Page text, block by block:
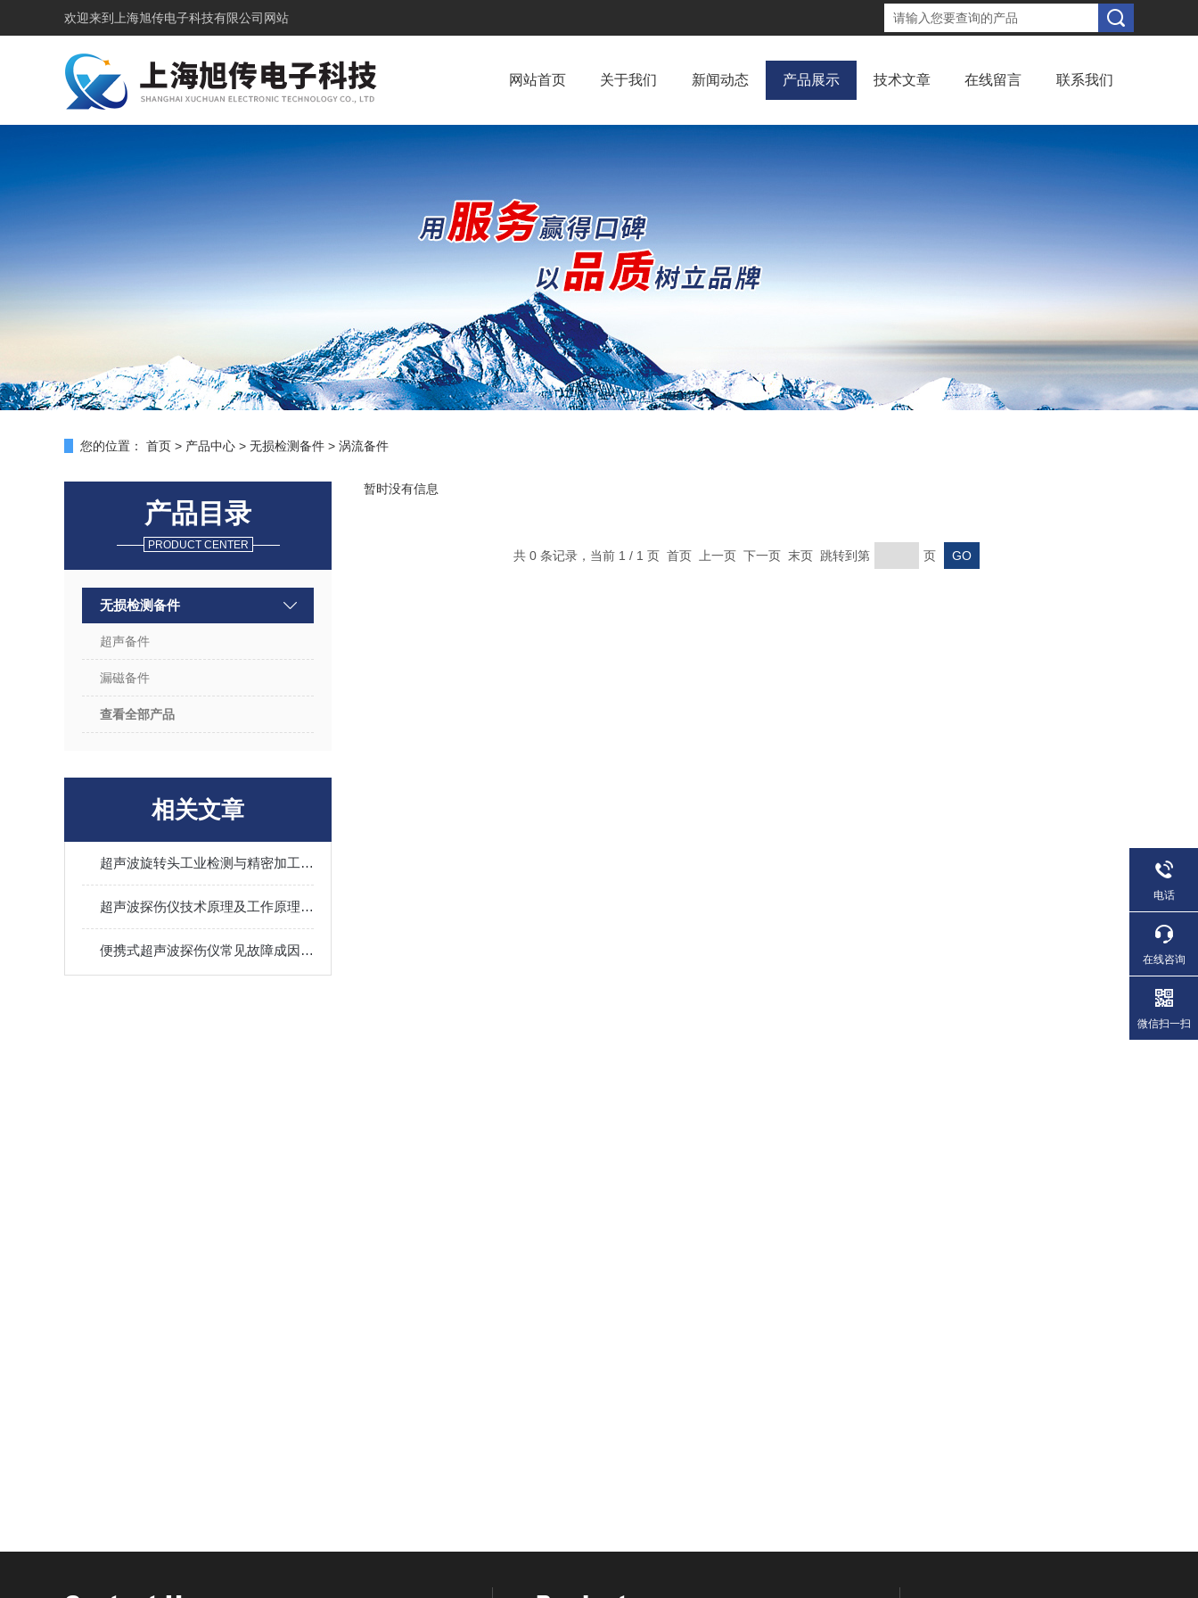
欢迎来到 上海旭传电子科技有限公司网站
网站首页 关于我们 新闻动态 产品展示 技术文章 在线留言 联系我们
您的位置： 首页 > 产品中心 > 无损检测备件 > 涡流备件
产品目录
PRODUCT CENTER
无损检测备件
超声备件
漏磁备件
查看全部产品
相关文章
超声波旋转头工业检测与精密加工的多面手
超声波探伤仪技术原理及工作原理详解
便携式超声波探伤仪常见故障成因及技术排查方法
暂时没有信息
共 0 条记录，当前 1 / 1 页 首页 上一页 下一页 末页 跳转到第 页
电话
在线咨询
微信扫一扫